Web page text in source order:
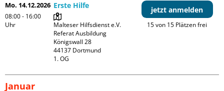
Mo. 14.12.2026
08:00 - 16:00
Uhr
Erste Hilfe
Malteser Hilfsdienst e.V.
Referat Ausbildung
Königswall 28
44137 Dortmund
1. OG
jetzt anmelden
15 von 15 Plätzen frei
Januar